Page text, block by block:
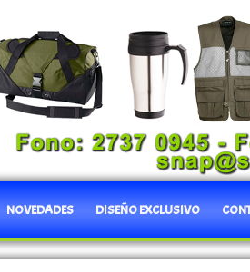
NOVEDADES DISEÑO EXCLUSIVO